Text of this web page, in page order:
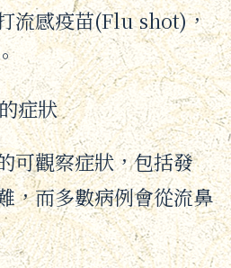
流感疫苗(Flu shot)，
症狀
可觀察症狀，包括發
，而多數病例會從流鼻